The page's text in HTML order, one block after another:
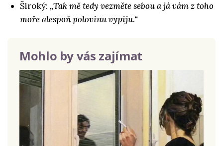
Široký: „Tak mě tedy vezměte sebou a já vám z toho
moře alespoň polovinu vypiju.“
Mohlo by vás zajímat